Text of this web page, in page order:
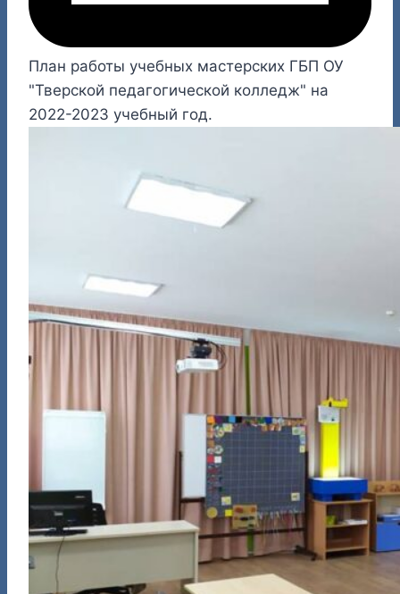
План работы учебных мастерских ГБП ОУ
"Тверской педагогической колледж" на
2022-2023 учебный год.